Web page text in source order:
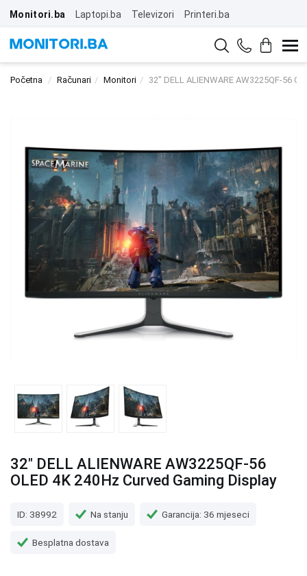
Monitori.ba Laptopi.ba Televizori Printeri.ba
Početna Računari Monitori 32" DELL ALIENWARE AW3225QF-56
32" DELL ALIENWARE AW3225QF-56
OLED 4K 240Hz Curved Gaming Display
ID: 38992 Na stanju Garancija: 36 mjeseci
Besplatna dostava